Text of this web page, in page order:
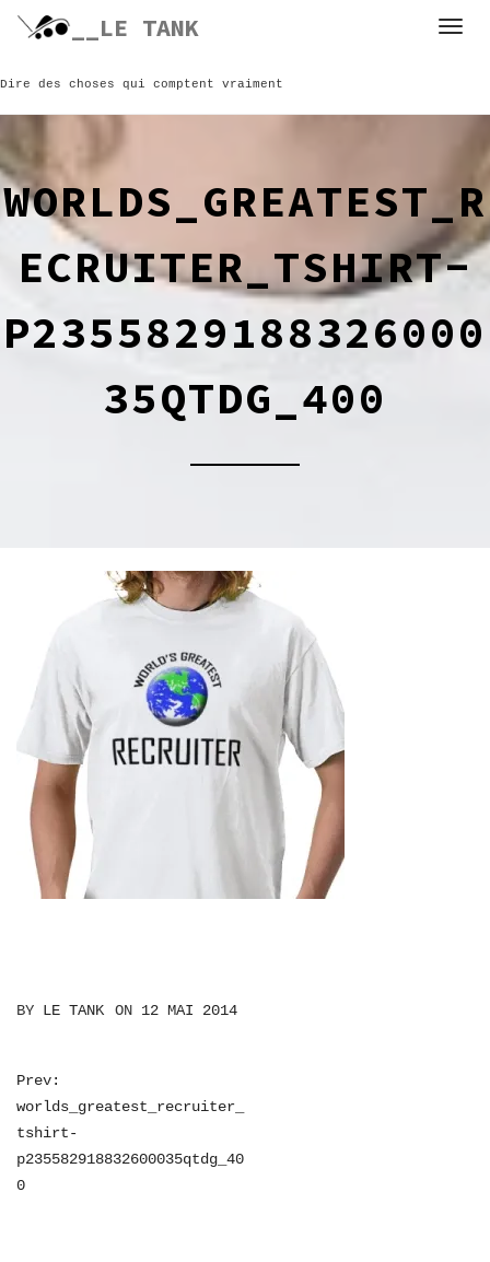
Skip
__LE TANK
Dire des choses qui comptent vraiment
WORLDS_GREATEST_R
ECRUITER_TSHIRT-
P2355829188326000
35QTDG_400
BY LE TANK ON 12 MAI 2014
NAVIGATION
DE
L’ARTICLE
Prev:
worlds_greatest_recruiter_
tshirt-
p235582918832600035qtdg_40
0